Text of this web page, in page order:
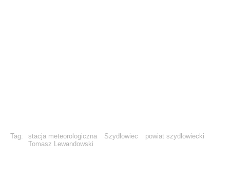
Tag: stacja meteorologiczna Szydłowiec
powiat szydłowiecki
Tomasz Lewandowski